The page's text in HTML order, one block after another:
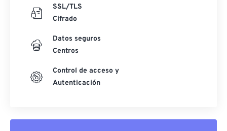
SSL/TLS
Cifrado
Datos seguros
Centros
Control de acceso y
Autenticación